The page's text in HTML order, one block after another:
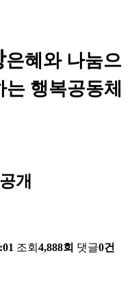
은혜와 나눔으
행복공동체
개
조회 4,888회 댓글0건